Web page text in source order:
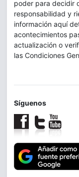
poder para decidir
responsabilidad y
información aquí
acontecimientos
actualización o
las Condiciones
Síguenos